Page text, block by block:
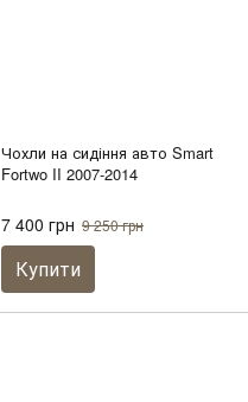
Чохли на сидіння авто Smart
Fortwo II 2007-2014
7 400 грн 9 250 грн
Купити